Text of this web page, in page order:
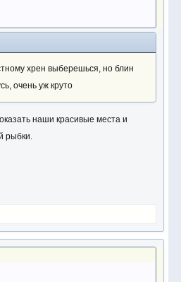
хрен выберешься, но блин
очень уж круто
наши красивые места и
рыбки.